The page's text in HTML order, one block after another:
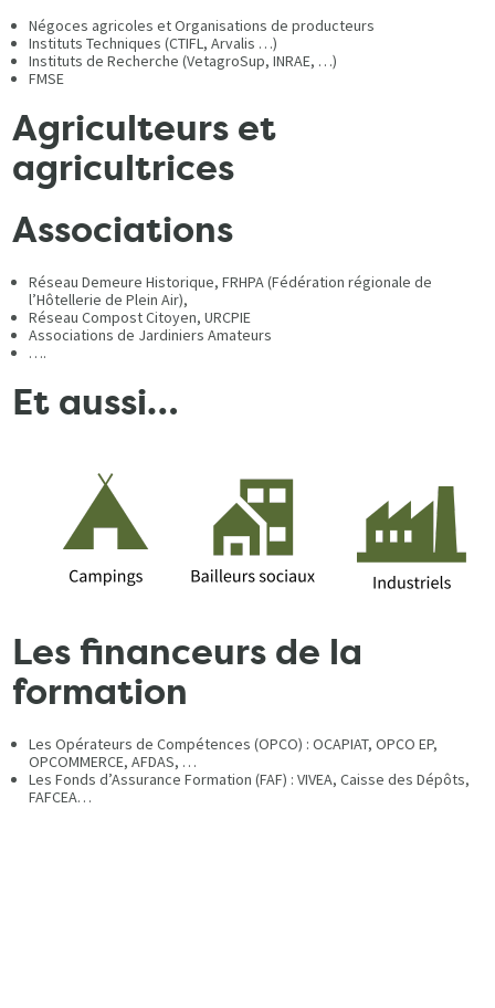
Négoces agricoles et Organisations de producteurs
Instituts Techniques (CTIFL, Arvalis …)
Instituts de Recherche (VetagroSup, INRAE, …)
FMSE
Agriculteurs et
agricultrices
Associations
Réseau Demeure Historique, FRHPA (Fédération régionale de
l’Hôtellerie de Plein Air),
Réseau Compost Citoyen, URCPIE
Associations de Jardiniers Amateurs
….
Et aussi…
Les financeurs de la
formation
Les Opérateurs de Compétences (OPCO) : OCAPIAT, OPCO EP,
OPCOMMERCE, AFDAS, …
Les Fonds d’Assurance Formation (FAF) : VIVEA, Caisse des Dépôts,
FAFCEA…